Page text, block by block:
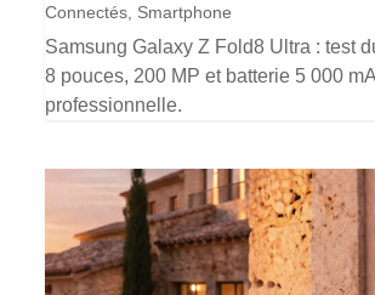
Connectés Smartphone
Samsung Galaxy Z Fold8 Ultra : test
8 pouces, 200 MP et batterie 5 000
professionnelle.